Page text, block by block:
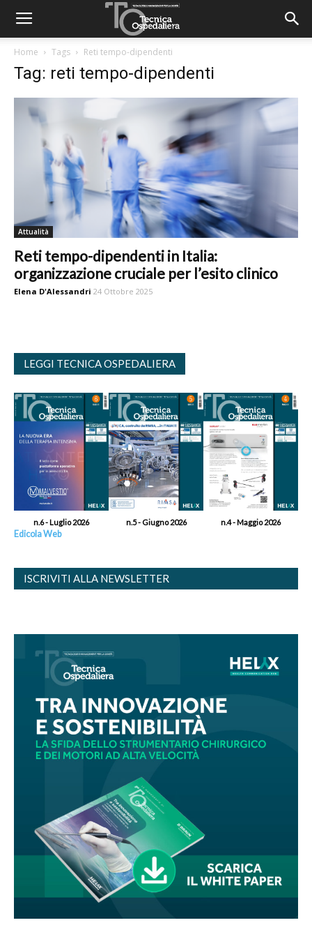
Home Tags Reti tempo-dipendenti
Tag: reti tempo-dipendenti
Attualità
Reti tempo-dipendenti in Italia:
organizzazione cruciale per l’esito clinico
Elena D'Alessandri 24 Ottobre 2025
LEGGI TECNICA OSPEDALIERA
n.6 - Luglio 2026 n.5 - Giugno 2026 n.4 - Maggio 2026
Edicola Web
ISCRIVITI ALLA NEWSLETTER